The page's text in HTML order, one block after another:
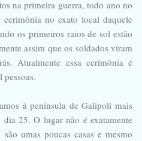
na primeira guerra, todo ano no
no exato local daquele
os primeiros raios de sol estão
assim que os soldados viram
Atualmente essa cerimônia é
à península de Galipoli mais
25. O lugar não é exatamente
umas poucas casas e mesmo